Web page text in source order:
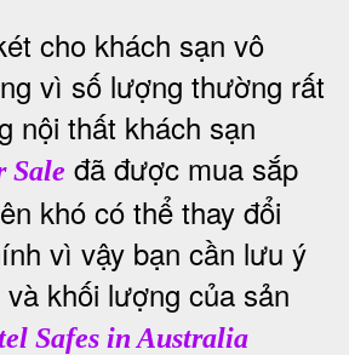
cho khách sạn vô
vì số lượng thường rất
nội thất khách sạn
Sale đã được mua sắp
khó có thể thay đổi
vì vậy bạn cần lưu ý
khối lượng của sản
Safes in Australia